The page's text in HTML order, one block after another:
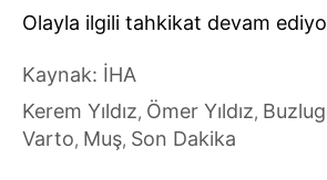
Olayla ilgili tahkikat devam
Kaynak: İHA
Kerem Yıldız, Ömer Yıldız,
Varto, Muş, Son Dakika